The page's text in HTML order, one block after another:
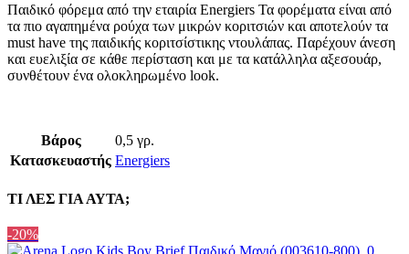
Παιδικό φόρεμα από την εταιρία Energiers Τα φορέματα είναι από
τα πιο αγαπημένα ρούχα των μικρών κοριτσιών και αποτελούν τα
must have της παιδικής κοριτσίστικης ντουλάπας. Παρέχουν άνεση
και ευελιξία σε κάθε περίσταση και με τα κατάλληλα αξεσουάρ,
συνθέτουν ένα ολοκληρωμένο look.
Βάρος
0,5 γρ.
Κατασκευαστής Energiers
ΤΙ ΛΕΣ ΓΙΑ ΑΥΤΑ;
-20%